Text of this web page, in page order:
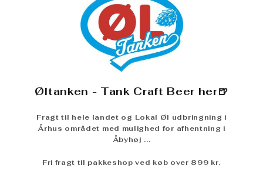
Øltanken - Tank Craft Beer her🍺
Fragt til hele landet og Lokal Øl udbringning i
Århus området med mulighed for afhentning i
Åbyhøj ...
Fri fragt til pakkeshop ved køb over 899 kr.